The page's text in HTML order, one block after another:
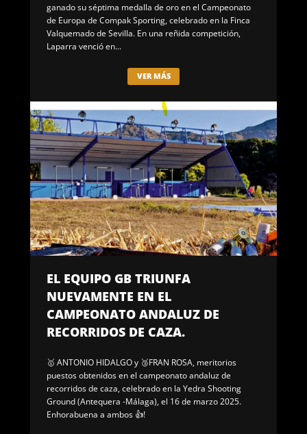
ganado su séptima medalla de oro en el Campeonato
de Europa de Compak Sporting, celebrado en la Finca
Valquemado de Sevilla. En una reñida competición,
Laparra venció en...
VER MÁS
EL EQUIPO GB TRIUNFA
NUEVAMENTE EN EL
CAMPEONATO ANDALUZ DE
RECORRIDOS DE CAZA.
🥇 ANTONIO HIDALGO y 🥉FRAN ROSA, meritorios
puestos obtenidos en el campeonato andaluz de
recorridos de caza, celebrado en la Yedra Shooting
Ground (Antequera -Málaga), el 16 de marzo 2025.
Enhorabuena a ambos 👍!